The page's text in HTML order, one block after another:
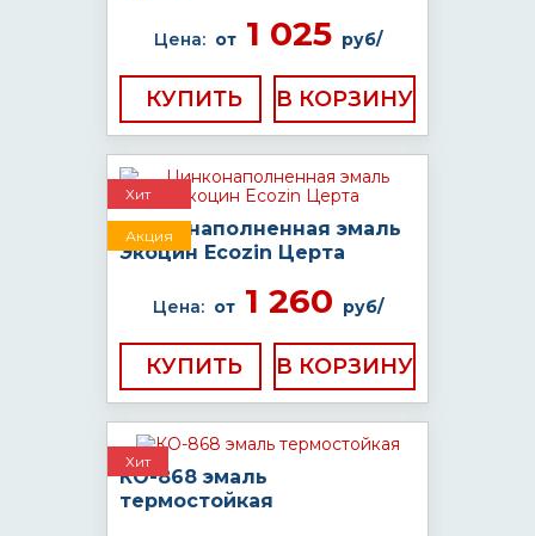
Цена: от1 025 руб/
КУПИТЬ
Хит
Акция
Цинконаполненная эмаль
Экоцин Ecozin Церта
Цена: от1 260 руб/
КУПИТЬ
Хит
КО-868 эмаль
термостойкая